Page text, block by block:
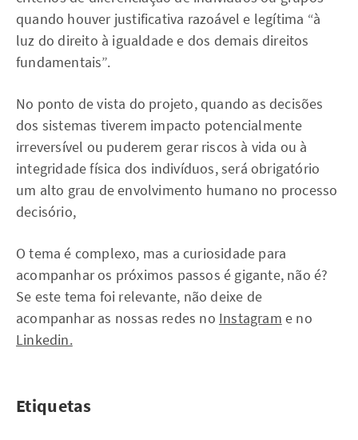
quando houver justificativa razoável e legítima “à
luz do direito à igualdade e dos demais direitos
fundamentais”.
No ponto de vista do projeto, quando as decisões
dos sistemas tiverem impacto potencialmente
irreversível ou puderem gerar riscos à vida ou à
integridade física dos indivíduos, será obrigatório
um alto grau de envolvimento humano no processo
decisório,
O tema é complexo, mas a curiosidade para
acompanhar os próximos passos é gigante, não é?
Se este tema foi relevante, não deixe de
acompanhar as nossas redes no Instagram e no
Linkedin.
Etiquetas